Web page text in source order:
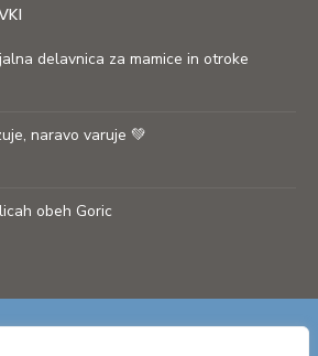
delavnica za mamice in otroke
naravo varuje 💚
obeh Goric